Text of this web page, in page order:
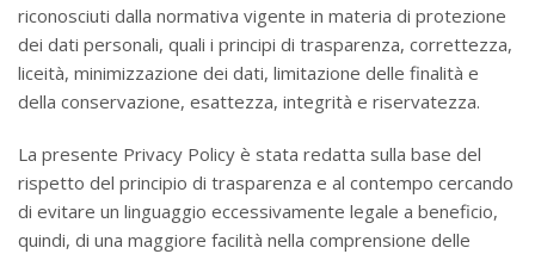
riconosciuti dalla normativa vigente in materia di protezione
dei dati personali, quali i principi di trasparenza, correttezza,
liceità, minimizzazione dei dati, limitazione delle finalità e
della conservazione, esattezza, integrità e riservatezza.
La presente Privacy Policy è stata redatta sulla base del
rispetto del principio di trasparenza e al contempo cercando
di evitare un linguaggio eccessivamente legale a beneficio,
quindi, di una maggiore facilità nella comprensione delle